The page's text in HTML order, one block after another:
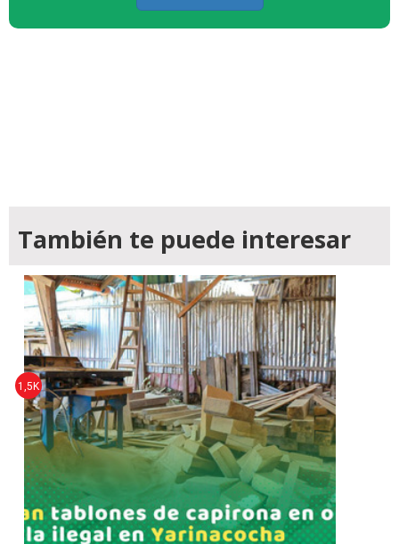
También te puede interesar
1,5K